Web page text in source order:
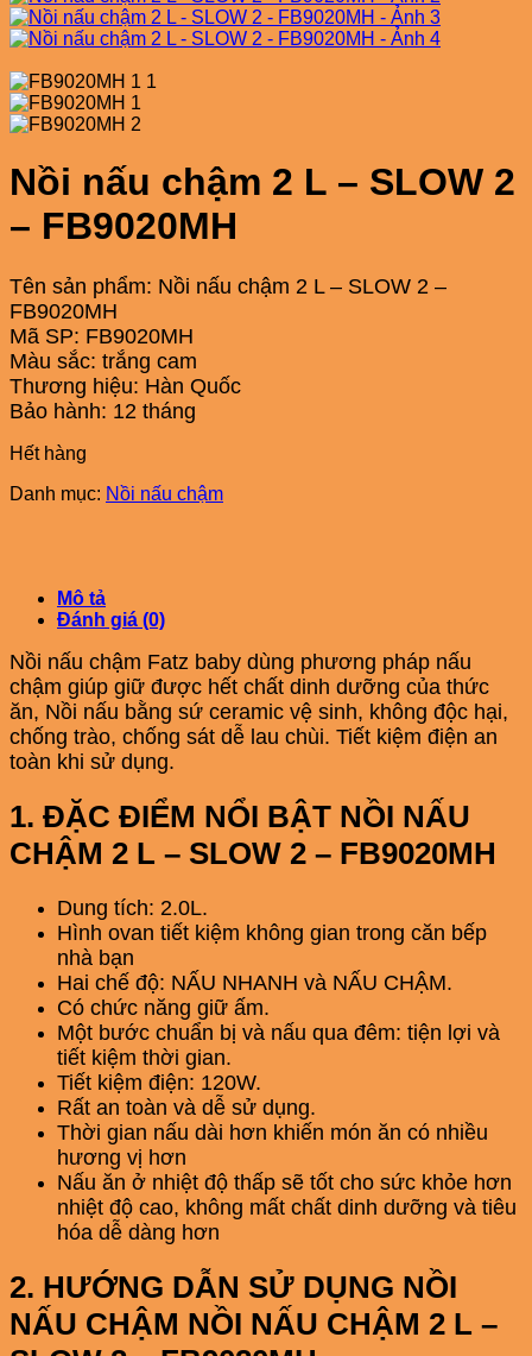
Nồi nấu chậm 2 L – SLOW 2
– FB9020MH
Tên sản phẩm: Nồi nấu chậm 2 L – SLOW 2 –
FB9020MH
Mã SP: FB9020MH
Màu sắc: trắng cam
Thương hiệu: Hàn Quốc
Bảo hành: 12 tháng
Hết hàng
Danh mục: Nồi nấu chậm
Mô tả
Đánh giá (0)
Nồi nấu chậm Fatz baby dùng phương pháp nấu
chậm giúp giữ được hết chất dinh dưỡng của thức
ăn, Nồi nấu bằng sứ ceramic vệ sinh, không độc hại,
chống trào, chống sát dễ lau chùi. Tiết kiệm điện an
toàn khi sử dụng.
1. ĐẶC ĐIỂM NỔI BẬT NỒI NẤU
CHẬM 2 L – SLOW 2 – FB9020MH
Dung tích: 2.0L.
Hình ovan tiết kiệm không gian trong căn bếp
nhà bạn
Hai chế độ: NẤU NHANH và NẤU CHẬM.
Có chức năng giữ ấm.
Một bước chuẩn bị và nấu qua đêm: tiện lợi và
tiết kiệm thời gian.
Tiết kiệm điện: 120W.
Rất an toàn và dễ sử dụng.
Thời gian nấu dài hơn khiến món ăn có nhiều
hương vị hơn
Nấu ăn ở nhiệt độ thấp sẽ tốt cho sức khỏe hơn
nhiệt độ cao, không mất chất dinh dưỡng và tiêu
hóa dễ dàng hơn
2. HƯỚNG DẪN SỬ DỤNG NỒI
NẤU CHẬM NỒI NẤU CHẬM 2 L –